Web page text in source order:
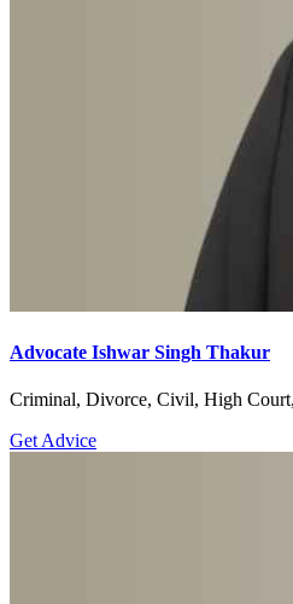
Advocate Ishwar Singh Thakur
Criminal, Divorce, Civil, High
Get Advice